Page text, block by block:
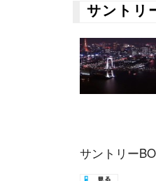
サントリ
サントリー